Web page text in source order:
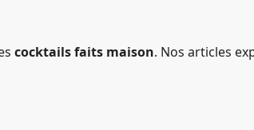
cocktails faits maison. Nos articles